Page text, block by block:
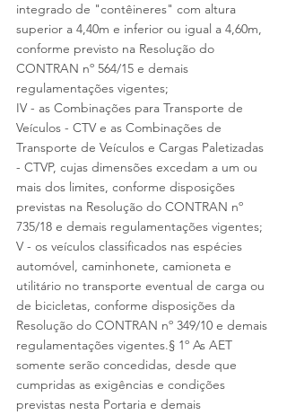
integrado de "contêineres" com altura
superior a 4,40m e inferior ou igual a 4,60m,
conforme previsto na Resolução do
CONTRAN nº 564/15 e demais
regulamentações vigentes;
IV - as Combinações para Transporte de
Veículos - CTV e as Combinações de
Transporte de Veículos e Cargas Paletizadas
- CTVP, cujas dimensões excedam a um ou
mais dos limites, conforme disposições
previstas na Resolução do CONTRAN nº
735/18 e demais regulamentações vigentes;
V - os veículos classificados nas espécies
automóvel, caminhonete, camioneta e
utilitário no transporte eventual de carga ou
de bicicletas, conforme disposições da
Resolução do CONTRAN nº 349/10 e demais
regulamentações vigentes.§ 1º As AET
somente serão concedidas, desde que
cumpridas as exigências e condições
previstas nesta Portaria e demais